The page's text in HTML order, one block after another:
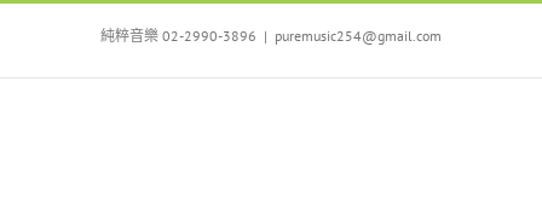
Skip
純粹音樂 02-2990-3896 | puremusic254@gmail.com